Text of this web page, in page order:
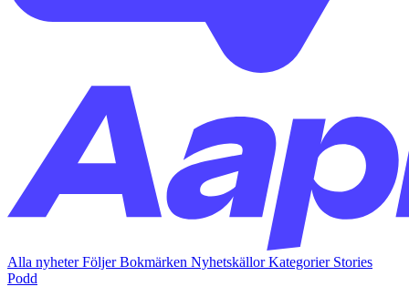
Alla nyheterFöljerBokmärken NyhetskällorKategorier Stories
Podd